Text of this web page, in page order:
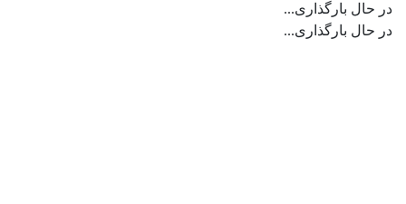
در حال بارگذاری...
در حال بارگذاری...